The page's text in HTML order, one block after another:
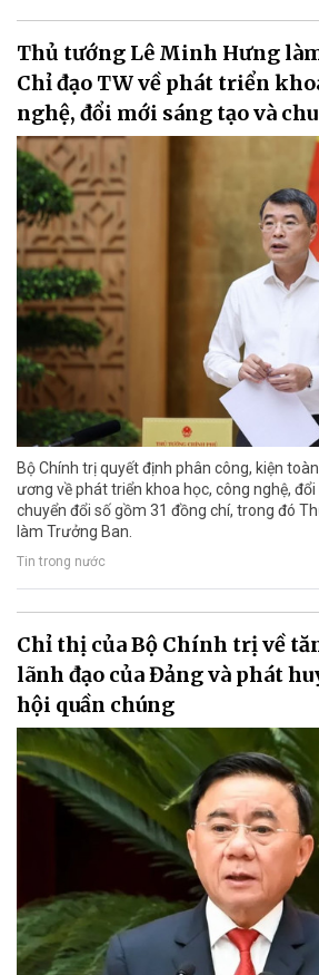
Thủ tướng Lê Minh Hưng
Chỉ đạo TW về phát triển
nghệ, đổi mới sáng tạo và
Bộ Chính trị quyết định phân công, kiện
ương về phát triển khoa học, công nghệ,
chuyển đổi số gồm 31 đồng chí, trong đó
làm Trưởng Ban.
Tin trong nước
Chỉ thị của Bộ Chính trị về
lãnh đạo của Đảng và phát
hội quần chúng